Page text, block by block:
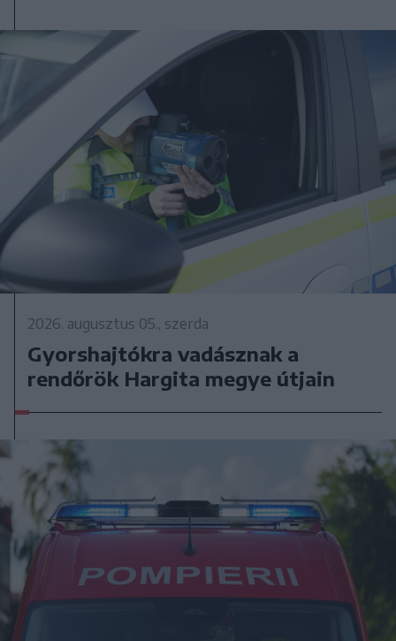
2026. augusztus 05., szerda
Gyorshajtókra vadásznak a
rendőrök Hargita megye útjain